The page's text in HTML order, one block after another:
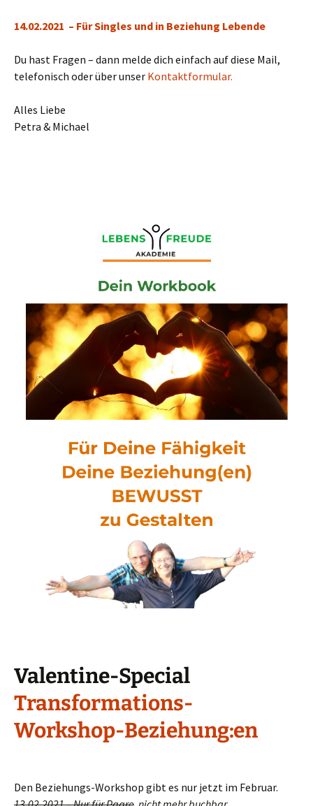
14.02.2021 – Für Singles und in Beziehung Lebende
Du hast Fragen – dann melde dich einfach auf diese Mail,
telefonisch oder über unser Kontaktformular.
Alles Liebe
Petra & Michael
Valentine-Special
Transformations-
Workshop-Beziehung:en
Den Beziehungs-Workshop gibt es nur jetzt im Februar.